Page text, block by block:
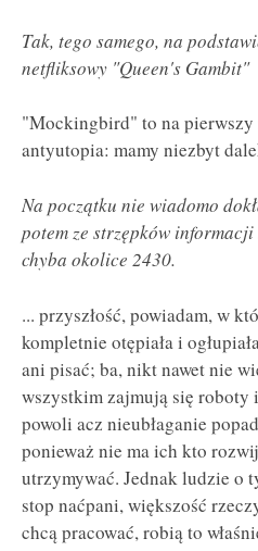
Tak, tego samego, na
netfliksowy "Queen's Gambit"
"Mockingbird" to na pierwszy
antyutopia: mamy niezbyt
Na początku nie wiadomo
potem ze strzępków
chyba okolice 2430.
... przyszłość, powiadam, w
kompletnie otępiała i
ani pisać; ba, nikt nawet nie
wszystkim zajmują się roboty
powoli acz nieubłaganie
ponieważ nie ma ich kto
utrzymywać. Jednak ludzie o
stop naćpani, większość
chcą pracować, robią to